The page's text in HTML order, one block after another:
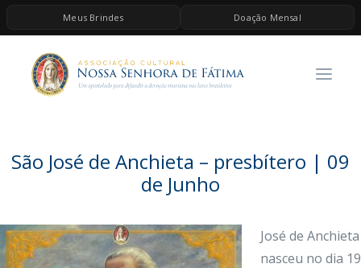
Meus Brindes Doação Mensal
HOME
A ASSOCIAÇÃO
AS MELHORES MÚSICAS CATÓLICAS
QUERO DOAR
São José de Anchieta – presbítero | 09
de Junho
José de Anchieta
nasceu no dia 19